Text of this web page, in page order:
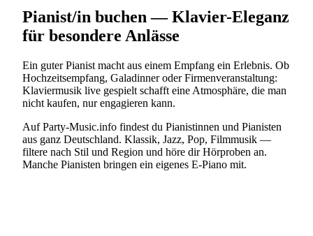
Pianist/in buchen — Klavier-Eleganz
für besondere Anlässe
Ein guter Pianist macht aus einem Empfang ein Erlebnis. Ob
Hochzeitsempfang, Galadinner oder Firmenveranstaltung:
Klaviermusik live gespielt schafft eine Atmosphäre, die man
nicht kaufen, nur engagieren kann.
Auf Party-Music.info findest du Pianistinnen und Pianisten
aus ganz Deutschland. Klassik, Jazz, Pop, Filmmusik —
filtere nach Stil und Region und höre dir Hörproben an.
Manche Pianisten bringen ein eigenes E-Piano mit.